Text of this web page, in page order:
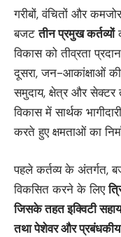
गरीबों, वंचितों और
बजटतीन प्रमुख कर्तव्यों
विकास को तीव्रता
दूसरा, जन-आकांक्षाओं की
समुदाय, क्षेत्र और सेक्‍टर
विकास में सार्थक
करते हुए क्षमताओं का
पहले कर्तव्य के अंतर्गत,
विकसित करने के लिए
जिसके तहत इक्विटी
तथा पेशेवर और